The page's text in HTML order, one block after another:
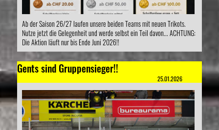
Ab der Saison 26/27 laufen unsere beiden Teams mit neuen Trikots.
Nutze jetzt die Gelegenheit und werde selbst ein Teil davon... ACHTUNG:
Die Aktion läuft nur bis Ende Juni 2026!!
Gents sind Gruppensieger!!
25.01.2026